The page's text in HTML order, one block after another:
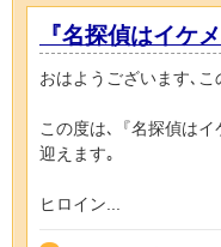
『名探偵はイケ
おはようございます､
この度は､『名探偵は
迎えます｡
ヒロイン...